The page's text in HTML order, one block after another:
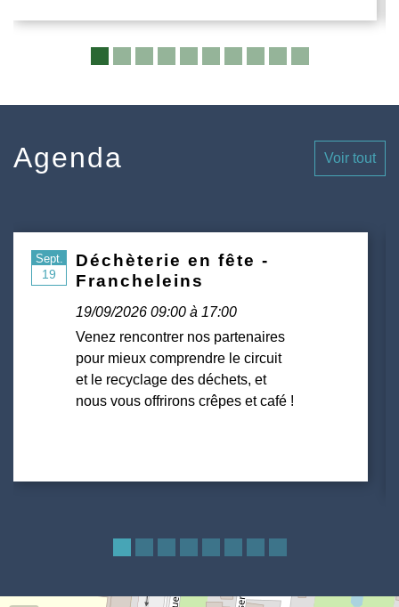
Agenda Voir tout
Sept.
19
Déchèterie en fête -
Francheleins
19/09/2026 09:00 à 17:00
Venez rencontrer nos partenaires
pour mieux comprendre le circuit
et le recyclage des déchets, et
nous vous offrirons crêpes et café !